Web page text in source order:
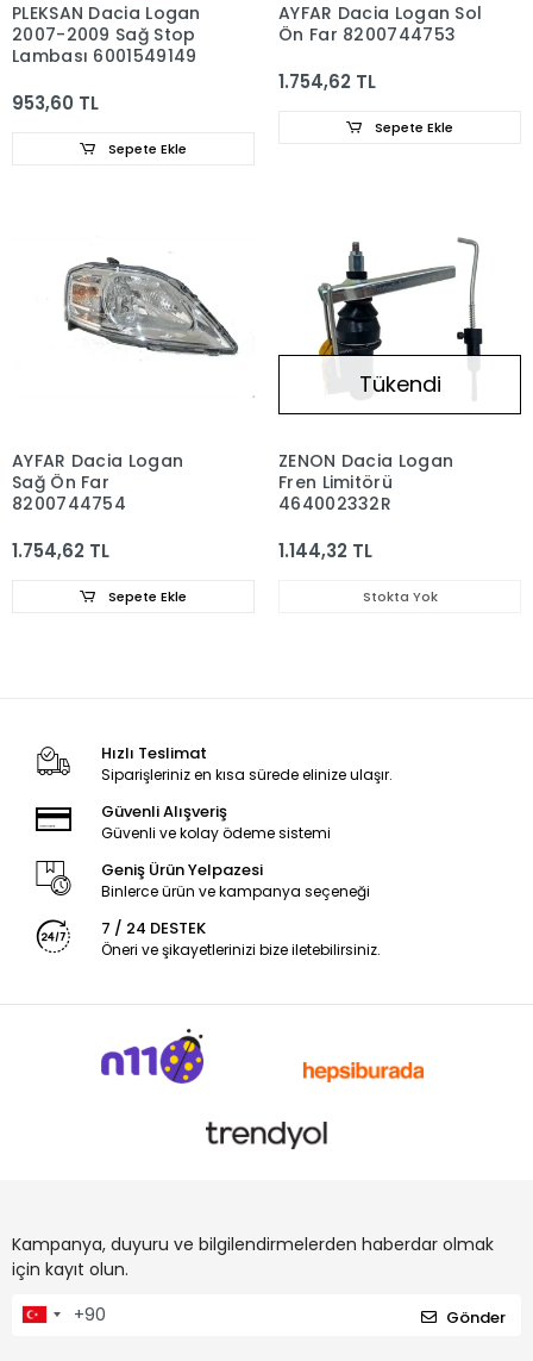
PLEKSAN Dacia Logan
2007-2009 Sağ Stop
Lambası 6001549149
953,60 TL
Sepete Ekle
AYFAR Dacia Logan Sol
Ön Far 8200744753
1.754,62 TL
Sepete Ekle
AYFAR Dacia Logan
Sağ Ön Far
8200744754
1.754,62 TL
Sepete Ekle
Tükendi
ZENON Dacia Logan
Fren Limitörü
464002332R
1.144,32 TL
Stokta Yok
Hızlı Teslimat
Siparişleriniz en kısa sürede elinize ulaşır.
Güvenli Alışveriş
Güvenli ve kolay ödeme sistemi
Geniş Ürün Yelpazesi
Binlerce ürün ve kampanya seçeneği
7 / 24 DESTEK
Öneri ve şikayetlerinizi bize iletebilirsiniz.
Kampanya, duyuru ve bilgilendirmelerden haberdar olmak
için kayıt olun.
Gönder